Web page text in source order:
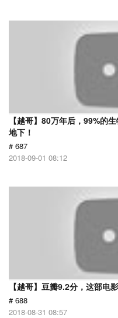
【越哥】80万年后，99%的
地下！
# 687
2018-09-01 08:12
【越哥】豆瓣9.2分，这部电
# 688
2018-08-31 08:57